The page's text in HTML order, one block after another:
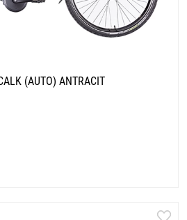
(AUTO) ANTRACIT